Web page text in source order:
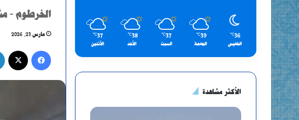
الخرطوم -
مارس 23, 2026
فيسبوك
36
℃
الخميس
39
℃
الجمعة
37
℃
السبت
38
℃
الأحد
37
℃
الأثنين
الأكثر مشاهدة